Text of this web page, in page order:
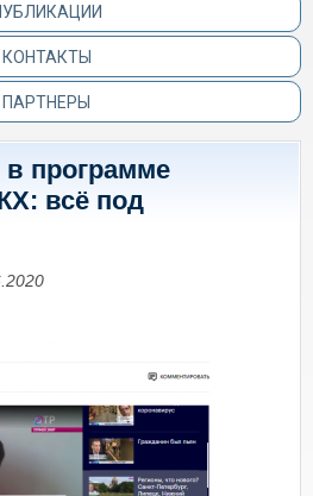
КОНТАКТЫ
ПАРТНЕРЫ
программе
всё под